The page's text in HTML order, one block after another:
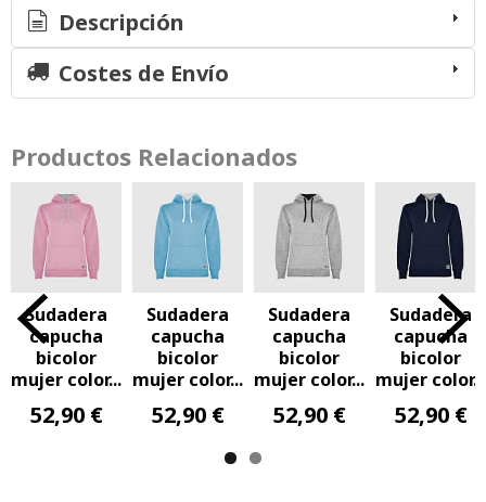
Descripción
Costes de Envío
Productos Relacionados
Sudadera
capucha
bicolor
mujer color...
52,90 €
Sudadera
capucha
bicolor
mujer color...
52,90 €
Sudadera
capucha
bicolor
mujer color...
52,90 €
Sudadera
capucha
bicolor
mujer color...
52,90 €